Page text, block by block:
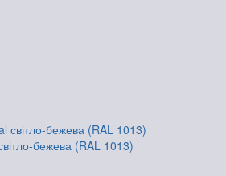
бежева (RAL 1013)